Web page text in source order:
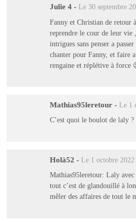
Julie 4 - Le 30 septembre
Fanny et Christian de retour
reprendre le cour de leur vie
intrigues sans penser a
chanter pour Fanny, et faire
rengaine et réplétive à force
Mathias95leretour - Le 1
C’est quoi le boulot de laly
Holà52 - Le 1 octobre 2022
Mathias95leretour: Laly
tout c’est de glandouillé à
mêler des affaires de tout le